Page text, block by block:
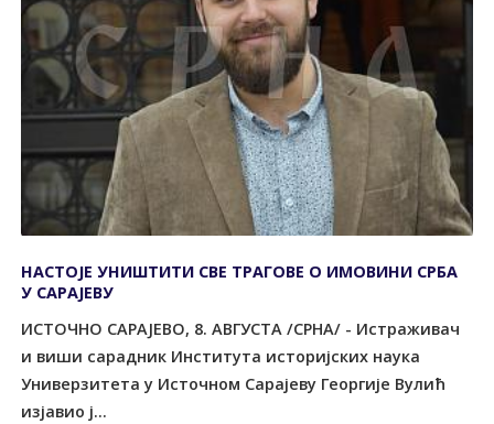
НАСТОЈЕ УНИШТИТИ СВЕ ТРАГОВЕ О ИМОВИНИ СРБА
У САРАЈЕВУ
ИСТОЧНО САРАЈЕВО, 8. АВГУСТА /СРНА/ - Истраживач
и виши сарадник Института историјских наука
Универзитета у Источном Сарајеву Георгије Вулић
изјавио ј...